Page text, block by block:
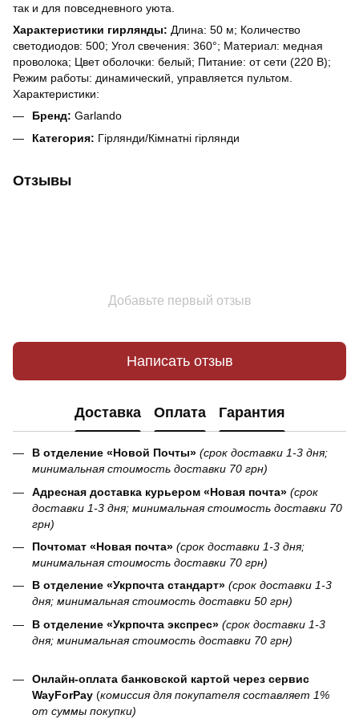
так и для повседневного уюта.
Характеристики гирлянды: Длина: 50 м; Количество
светодиодов: 500; Угол свечения: 360°; Материал: медная
проволока; Цвет оболочки: белый; Питание: от сети (220 В);
Режим работы: динамический, управляется пультом.
Характеристики:
Бренд: Garlando
Категория: Гірлянди/Кімнатні гірлянди
Отзывы
Добавьте первый отзыв
Написать отзыв
Доставка Оплата Гарантия
В отделение «Новой Почты» (срок доставки 1-3 дня;
минимальная стоимость доставки 70 грн)
Адресная доставка курьером «Новая почта» (срок
доставки 1-3 дня; минимальная стоимость доставки 70
грн)
Почтомат «Новая почта» (срок доставки 1-3 дня;
минимальная стоимость доставки 70 грн)
В отделение «Укрпочта стандарт» (срок доставки 1-3
дня; минимальная стоимость доставки 50 грн)
В отделение «Укрпочта экспрес» (срок доставки 1-3
дня; минимальная стоимость доставки 70 грн)
Онлайн-оплата банковской картой через сервис
WayForPay (комиссия для покупателя составляет 1%
от суммы покупки)